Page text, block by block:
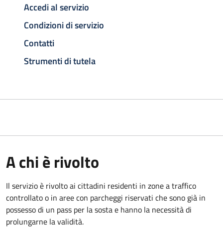
Accedi al servizio
Condizioni di servizio
Contatti
Strumenti di tutela
A chi è rivolto
Il servizio è rivolto ai cittadini residenti in zone a traffico
controllato o in aree con parcheggi riservati che sono già in
possesso di un pass per la sosta e hanno la necessità di
prolungarne la validità.